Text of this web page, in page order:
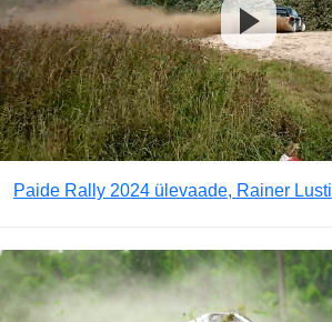
Paide Rally 2024 ülevaade, Rainer Lusti